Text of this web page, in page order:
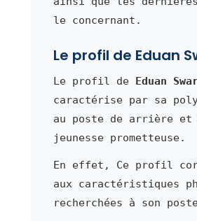
le concernant.
Le profil de Eduan
Le profil de Eduan
caractérise par sa
au poste de arrière et
jeunesse prometteuse.
En effet, Ce profil
aux caractéristiques
recherchées à son